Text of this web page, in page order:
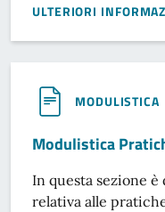
ULTERIORI
MODULISTICA AREA
MODULISTICA
Modulistica
In questa sezione
relativa alle